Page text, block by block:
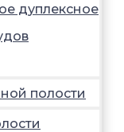
дуплексное
полости